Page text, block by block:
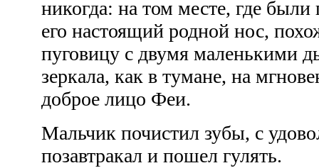
никогда: на том месте, где
его настоящий родной нос,
пуговицу с двумя маленькими
зеркала, как в тумане, на
доброе лицо Феи.
Мальчик почистил зубы, с
позавтракал и пошел гулять.